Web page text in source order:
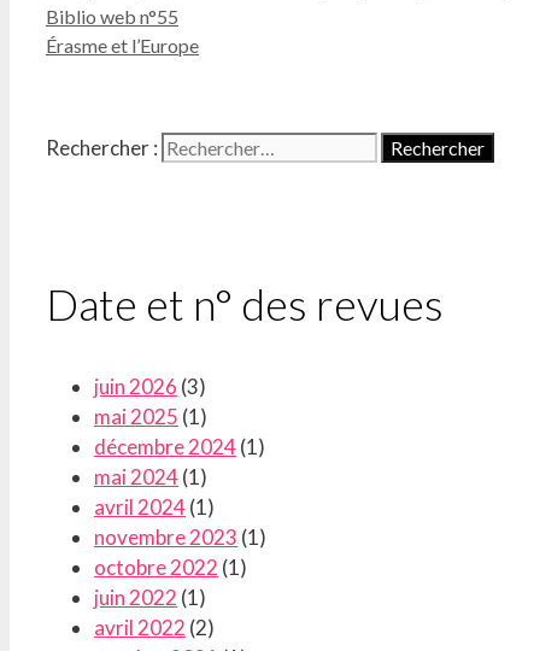
Biblio web n°55
Érasme et l’Europe
Rechercher :
Date et n° des revues
juin 2026 (3)
mai 2025 (1)
décembre 2024(1)
mai 2024(1)
avril 2024(1)
novembre 2023 (1)
octobre 2022 (1)
juin 2022 (1)
avril 2022 (2)